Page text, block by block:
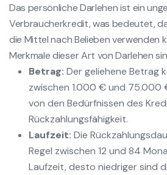
Das persönliche Darlehen ist ein
Verbraucherkredit, was bedeutet,
die Mittel nach Belieben verwenden
Merkmale dieser Art von Darlehen
Betrag: Der geliehene Betrag
zwischen 1.000 € und 75.000
von den Bedürfnissen des
Rückzahlungsfähigkeit.
Laufzeit: Die
Regel zwischen 12 und 84
Laufzeit, desto niedriger sind